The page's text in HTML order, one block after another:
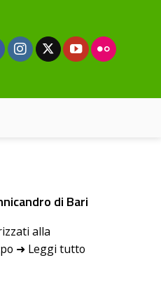
di Bari
alla
➜ Leggi tutto